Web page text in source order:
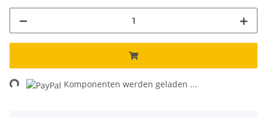
Komponenten werden geladen ...